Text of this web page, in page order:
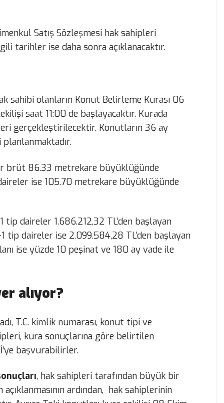
Satış Sözleşmesi hak sahipleri
tarihler ise daha sonra açıklanacaktır.
sahibi olanların Konut Belirleme Kurası 06
saat 11:00 de başlayacaktır. Kurada
gerçekleştirilecektir. Konutların 36 ay
brüt 86.33 metrekare büyüklüğünde
ise 105.70 metrekare büyüklüğünde
daireler 1.686.212,32 TL’den başlayan
daireler ise 2.099.584,28 TL’den başlayan
ise yüzde 10 peşinat ve 180 ay vade ile
alıyor?
T.C. kimlik numarası, konut tipi ve
kura sonuçlarına göre belirtilen
başvurabilirler.
, hak sahipleri tarafından büyük bir
ardından, hak sahiplerinin